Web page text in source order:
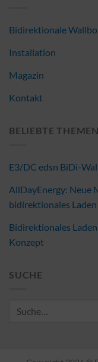
Bidirektionale
Installation
Magazin
Kontakt
BELIEBTE THEMEN
E3/DC edsn BiDi-
AllDayEnergy: Neue
bidirektionales Laden
Bidirektionales
Konzept
SUCHE